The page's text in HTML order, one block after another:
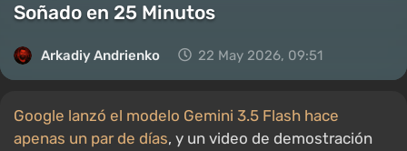
Soñado en 25 Minutos
Arkadiy Andrienko 22 May 2026, 09:51
Google lanzó el modelo Gemini 3.5 Flash hace
apenas un par de días, y un video de demostración